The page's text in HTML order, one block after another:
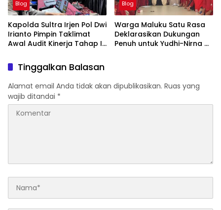
Blog
Kapolda Sultra Irjen Pol Dwi
Irianto Pimpin Taklimat
Awal Audit Kinerja Tahap I
Blog
Warga Maluku Satu Rasa
Deklarasikan Dukungan
Penuh untuk Yudhi-Nirna di
Tinggalkan Balasan
Alamat email Anda tidak akan dipublikasikan. Ruas yang
wajib ditandai *